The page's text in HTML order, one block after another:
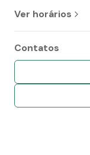
Ver horários
Contatos